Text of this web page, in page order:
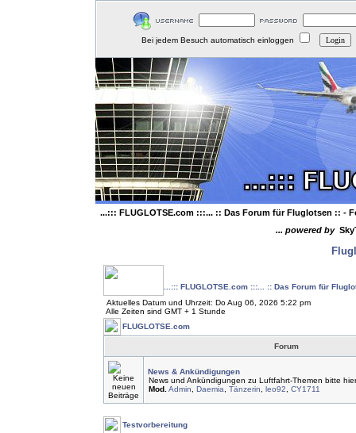
Bei jedem Besuch automatisch einloggen
...::: FLUGLOTSE.com :::... :: Das Forum für Fluglotsen :: -
... powered by
...::: FLUGLOTSE.com :::... :: Das Forum für
Aktuelles Datum und Uhrzeit: Do Aug 06, 2026 5:22 pm
Alle Zeiten sind GMT + 1 Stunde
FLUGLOTSE.com
Forum
News & Ankündigungen
News und Ankündigungen zu Luftfahrt-Themen bitte
Mod. Admin Daemia Tänzerin leo92 CY1711
Testvorbereitung